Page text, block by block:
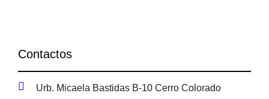
Contactos
Urb. Micaela Bastidas B-10 Cerro Colorado